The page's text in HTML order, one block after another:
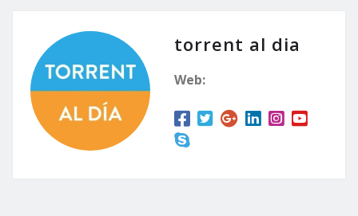
torrent al dia
Web: